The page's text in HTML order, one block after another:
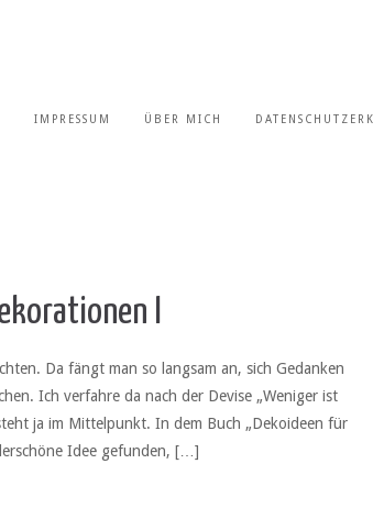
IMPRESSUM ÜBER MICH
I
Da fängt man so langsam an, sich Gedanken
Ich verfahre da nach der Devise „Weniger ist
ja im Mittelpunkt. In dem Buch „Dekoideen für
Idee gefunden, […]